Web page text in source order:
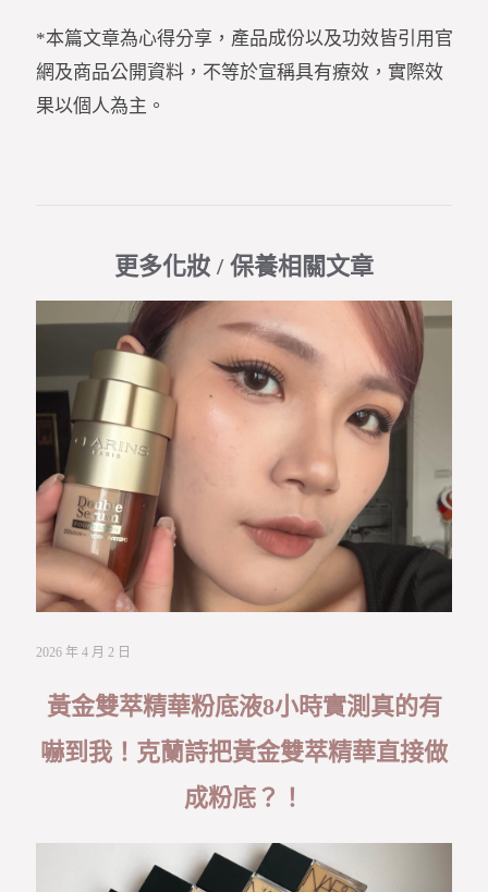
*本篇文章為心得分享，產品成份以及功效皆引用官
網及商品公開資料，不等於宣稱具有療效，實際效
果以個人為主。
更多化妝 / 保養相關文章
2026 年 4 月 2 日
黃金雙萃精華粉底液8小時實測真的有
嚇到我！克蘭詩把黃金雙萃精華直接做
成粉底？！